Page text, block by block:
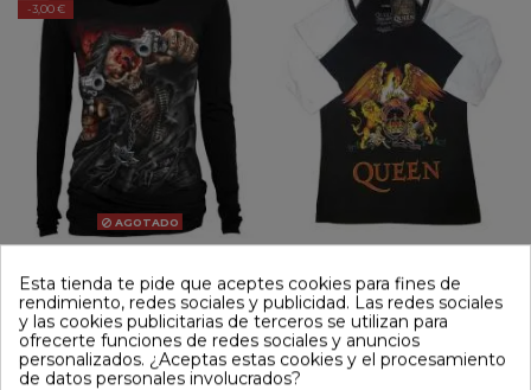
-3,00 €
AGOTADO
larga
21,95 €24,95 €
19,00 €
Esta tienda te pide que aceptes cookies para fines de
rendimiento, redes sociales y publicidad. Las redes sociales
y las cookies publicitarias de terceros se utilizan para
ofrecerte funciones de redes sociales y anuncios
personalizados. ¿Aceptas estas cookies y el procesamiento
de datos personales involucrados?